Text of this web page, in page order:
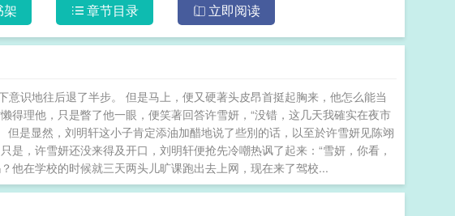
架 章节目录 立即阅读
识地往后退了半步。 但是马上，便又硬著头皮昂首挺起胸来，他怎么能当
得理他，只是瞥了他一眼，便笑著回答许雪妍，“没错，这几天我確实在夜市
是显然，刘明轩这小子肯定添油加醋地说了些別的话，以至於许雪妍见陈翊
，许雪妍还没来得及开口，刘明轩便抢先冷嘲热讽了起来：“雪妍，你看，
他在学校的时候就三天两头儿旷课跑出去上网，现在来了驾校...